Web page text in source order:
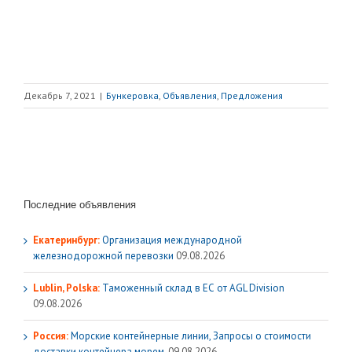
Декабрь 7, 2021 | Бункеровка, Объявления, Предложения
Последние объявления
Екатеринбург:Организация международной
железнодорожной перевозки 09.08.2026
Lublin, Polska: Таможенный склад в ЕС от AGL Division
09.08.2026
Россия:Морские контейнерные линии, Запросы о стоимости